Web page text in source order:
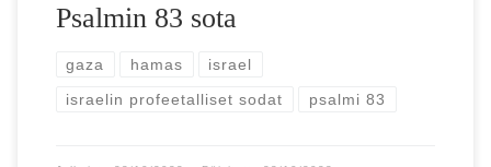
Psalmin 83 sota
gaza hamas israel
israelin profeetalliset sodat psalmi 83